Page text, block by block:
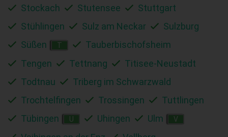
Stockach
Stutensee
Stuttgart
Stühlingen
Sulz am Neckar
Sulzburg
Süßen
T
Tauberbischofsheim
Tengen
Tettnang
Titisee-Neustadt
Todtnau
Triberg im Schwarzwald
Trochtelfingen
Trossingen
Tuttlingen
Tübingen
U Uhingen Ulm V